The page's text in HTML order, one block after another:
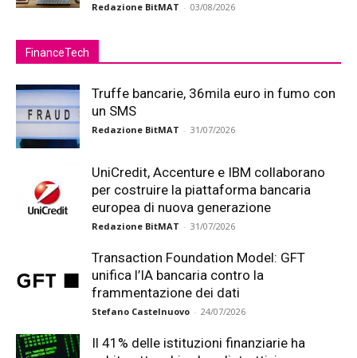
Redazione BitMAT - 03/08/2026
FinanceTech
Truffe bancarie, 36mila euro in fumo con
un SMS
Redazione BitMAT - 31/07/2026
UniCredit, Accenture e IBM collaborano
per costruire la piattaforma bancaria
europea di nuova generazione
Redazione BitMAT - 31/07/2026
Transaction Foundation Model: GFT
unifica l’IA bancaria contro la
frammentazione dei dati
Stefano Castelnuovo - 24/07/2026
Il 41% delle istituzioni finanziarie ha